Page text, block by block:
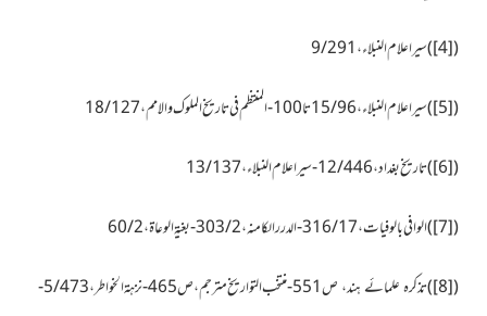
(
[4]
)سیر اعلام النبلاء، 9/291
(
[5]
)سیر اعلام النبلاء،15/96تا100-المنتظم فی تاریخ الملوک والامم،18/127
(
[6]
)تاريخ بغداد، 12/446- سیر اعلام النبلاء،13/137
(
[7]
)الوافی بالوفيات،17
/
316-الدرر الکامنہ،2/303-بغیۃ الوعاۃ، 2
/60
(
[8]
)تذکرہ علمائے ہند، ص551-منتخب التواریخ مترجم، ص465-
نزہۃ الخواطر، 5/473-